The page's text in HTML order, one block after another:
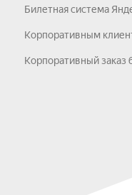
Билетная система
Корпоративным
Корпоративный заказ